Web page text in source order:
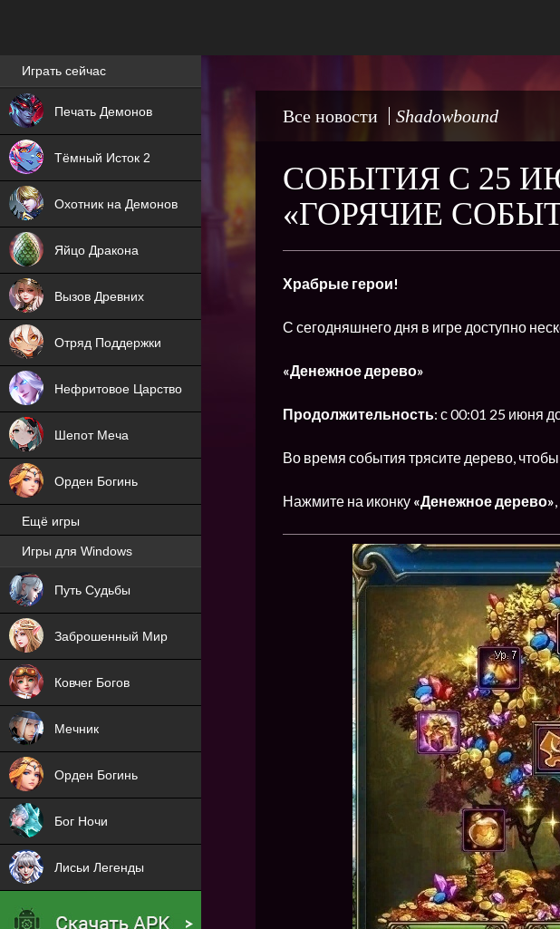
Все новости Shadowbound
СОБЫТИЯ С 25
«ГОРЯЧИЕ
Храбрые герои!
С сегодняшнего дня в игре доступно
«Денежное дерево»
Продолжительность: с 00:01 25 июня
Во время события трясите дерево,
Нажмите на иконку «Денежное дерево»
Лучшие игры онлайн
Играть сейчас
Печать Демонов
NEW
Тёмный Исток 2
NEW
Охотник на Демонов
ХИТ
Яйцо Дракона
NEW
Вызов Древних
ХИТ
Отряд Поддержки
ХИТ
Нефритовое Царство
Шепот Меча
Орден Богинь
Ещё игры
Игры для Windows
Путь Судьбы
Заброшенный Мир
NEW
Ковчег Богов
Мечник
Орден Богинь
Бог Ночи
Лисьи Легенды